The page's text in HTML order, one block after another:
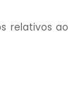
relativos ao